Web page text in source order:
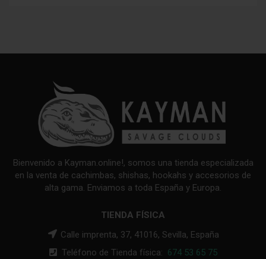
Bienvenido a Kayman.online!, somos una tienda especializada
en la venta de cachimbas, shishas, hookahs y accesorios de
alta gama. Enviamos a toda España y Europa.
TIENDA FÍSICA
Calle imprenta, 37, 41016, Sevilla, España
Teléfono de Tienda física: 674 53 65 75